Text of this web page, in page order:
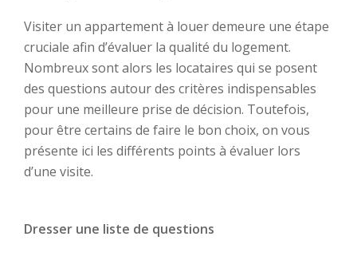
Visiter un appartement à louer demeure une étape
cruciale afin d’évaluer la qualité du logement.
Nombreux sont alors les locataires qui se posent
des questions autour des critères indispensables
pour une meilleure prise de décision. Toutefois,
pour être certains de faire le bon choix, on vous
présente ici les différents points à évaluer lors
d’une visite.
Dresser une liste de questions